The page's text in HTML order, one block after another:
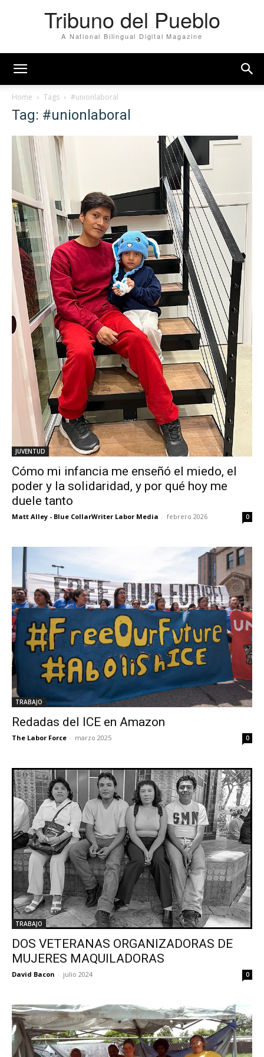
Tribuno del Pueblo
A National Bilingual Digital Magazine
Home Tags #unionlaboral
Tag: #unionlaboral
JUVENTUD
Cómo mi infancia me enseñó el miedo, el
poder y la solidaridad, y por qué hoy me
duele tanto
Matt Alley - Blue CollarWriter Labor Media - febrero 2026 0
TRABAJO
Redadas del ICE en Amazon
The Labor Force - marzo 2025 0
TRABAJO
DOS VETERANAS ORGANIZADORAS DE
MUJERES MAQUILADORAS
David Bacon - julio 2024 0